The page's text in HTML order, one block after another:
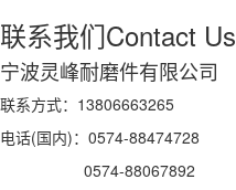
联系我们Contact Us
宁波灵峰耐磨件有限公司
联系方式：13806663265
电话(国内)：0574-88474728
0574-88067892